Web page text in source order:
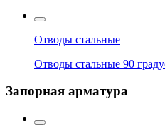
Отводы стальные
Отводы стальные 90
Запорная арматура